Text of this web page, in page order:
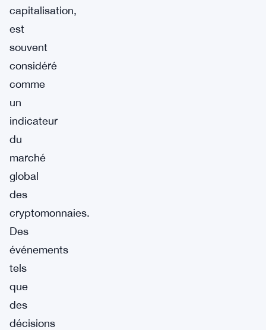
capitalisation,
est
souvent
considéré
comme
un
indicateur
du
marché
global
des
cryptomonnaies.
Des
événements
tels
que
des
décisions